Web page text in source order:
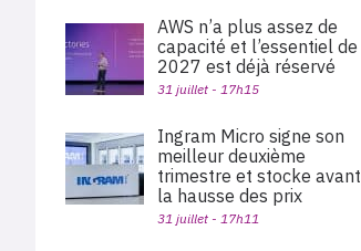
AWS n’a plus assez de
capacité et l’essentiel de
2027 est déjà réservé
31 juillet - 17h15
Ingram Micro signe son
meilleur deuxième
trimestre et stocke avant
la hausse des prix
31 juillet - 17h11